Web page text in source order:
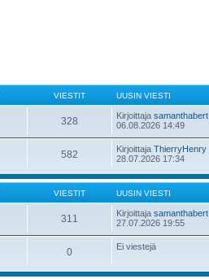
VIESTIT UUSIN VIESTI
328 Kirjoittajasamanthabert
06.08.2026 14:49
582 KirjoittajaThierryHenry
28.07.2026 17:34
VIESTIT UUSIN VIESTI
311 Kirjoittajasamanthabert
27.07.2026 19:55
0 Ei viestejä